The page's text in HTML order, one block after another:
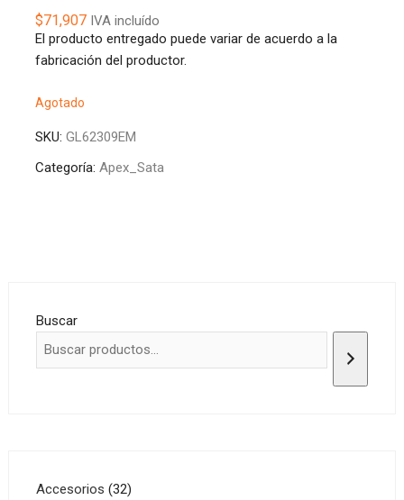
$71,907IVA incluído
El producto entregado puede variar de acuerdo a la
fabricación del productor.
Agotado
SKU: GL62309EM
Categoría: Apex_Sata
Buscar
Accesorios 3232